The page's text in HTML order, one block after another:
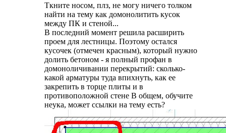
Ткните носом, плз, не могу ничего толком
найти на тему как домонолитить кусок
между ПК и стеной...
В последний момент решила расширить
проем для лестницы. Поэтому остался
кусочек (отмечен красным), который нужно
долить бетоном - я полный профан в
домоноличивании перекрытий: сколько-
какой арматуры туда впихнуть, как ее
закрепить в торце плиты и в
противоположной стене В общем, обучите
неука, может ссылки на тему есть?